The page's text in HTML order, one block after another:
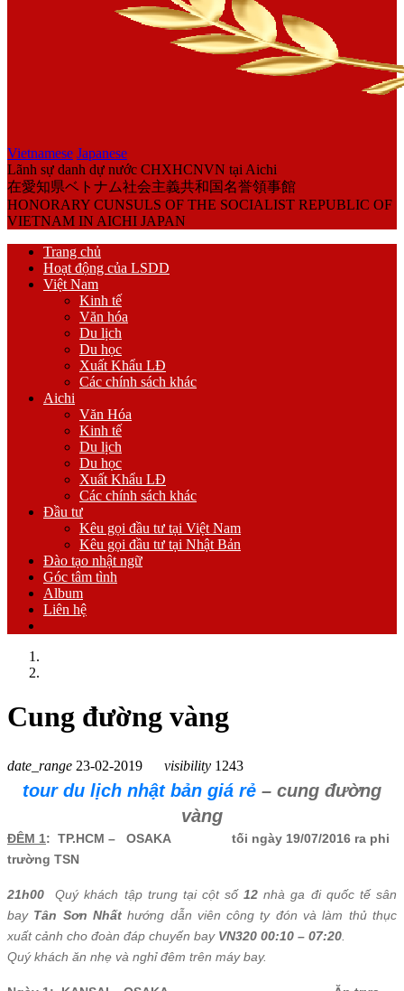
Vietnamese Japanese
Lãnh sự danh dự nước CHXHCNVN tại Aichi
在愛知県ベトナム社会主義共和国名誉領事館
HONORARY CUNSULS OF THE SOCIALIST REPUBLIC OF
VIETNAM IN AICHI JAPAN
Trang chủ
Hoạt động của LSDD
Việt Nam
Kinh tế
Văn hóa
Du lịch
Du học
Xuất Khẩu LĐ
Các chính sách khác
Aichi
Văn Hóa
Kinh tế
Du lịch
Du học
Xuất Khẩu LĐ
Các chính sách khác
Đầu tư
Kêu gọi đầu tư tại Việt Nam
Kêu gọi đầu tư tại Nhật Bản
Đào tạo nhật ngữ
Góc tâm tình
Album
Liên hệ
Cung đường vàng
date_range 23-02-2019 visibility 1243
tour du lịch nhật bản giá rẻ – cung đường
vàng
ĐÊM 1: TP.HCM – OSAKA tối ngày 19/07/2016 ra phi
trường TSN
21h00 Quý khách tập trung tại cột số12 nhà ga đi quốc tế sân
bay Tân Sơn Nhấthướng dẫn viên công ty đón và làm thủ thục
xuất cảnh cho đoàn đáp chuyến bay VN320 00:10 – 07:20
Quý khách ăn nhẹ và nghỉ đêm trên máy bay.